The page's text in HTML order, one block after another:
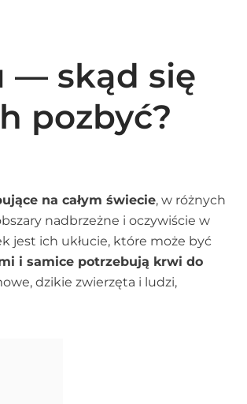
— skąd się
pozbyć?
na całym świecie, w różnych
nadbrzeżne i oczywiście w
jest ich ukłucie, które może być
i samice potrzebują krwi do
dzikie zwierzęta i ludzi,